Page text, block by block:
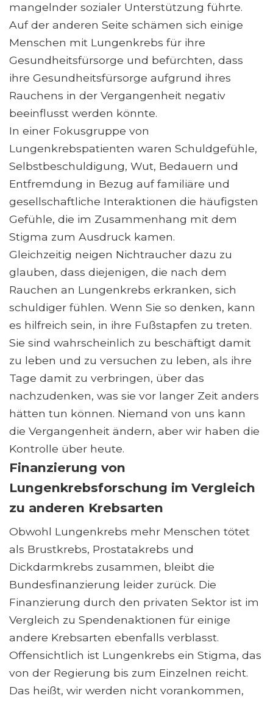
mangelnder sozialer Unterstützung führte.
Auf der anderen Seite schämen sich einige
Menschen mit Lungenkrebs für ihre
Gesundheitsfürsorge und befürchten, dass
ihre Gesundheitsfürsorge aufgrund ihres
Rauchens in der Vergangenheit negativ
beeinflusst werden könnte.
In einer Fokusgruppe von
Lungenkrebspatienten waren Schuldgefühle,
Selbstbeschuldigung, Wut, Bedauern und
Entfremdung in Bezug auf familiäre und
gesellschaftliche Interaktionen die häufigsten
Gefühle, die im Zusammenhang mit dem
Stigma zum Ausdruck kamen.
Gleichzeitig neigen Nichtraucher dazu zu
glauben, dass diejenigen, die nach dem
Rauchen an Lungenkrebs erkranken, sich
schuldiger fühlen. Wenn Sie so denken, kann
es hilfreich sein, in ihre Fußstapfen zu treten.
Sie sind wahrscheinlich zu beschäftigt damit
zu leben und zu versuchen zu leben, als ihre
Tage damit zu verbringen, über das
nachzudenken, was sie vor langer Zeit anders
hätten tun können. Niemand von uns kann
die Vergangenheit ändern, aber wir haben die
Kontrolle über heute.
Finanzierung von
Lungenkrebsforschung im Vergleich
zu anderen Krebsarten
Obwohl Lungenkrebs mehr Menschen tötet
als Brustkrebs, Prostatakrebs und
Dickdarmkrebs zusammen, bleibt die
Bundesfinanzierung leider zurück. Die
Finanzierung durch den privaten Sektor ist im
Vergleich zu Spendenaktionen für einige
andere Krebsarten ebenfalls verblasst.
Offensichtlich ist Lungenkrebs ein Stigma, das
von der Regierung bis zum Einzelnen reicht.
Das heißt, wir werden nicht vorankommen,